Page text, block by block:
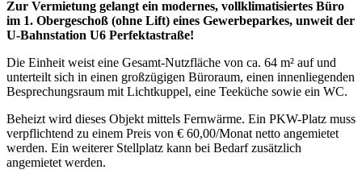
Zur Vermietung gelangt ein modernes, vollklimatisiertes Büro
im 1. Obergeschoß (ohne Lift) eines Gewerbeparkes, unweit der
U-Bahnstation U6 Perfektastraße!
Die Einheit weist eine Gesamt-Nutzfläche von ca. 64 m² auf und
unterteilt sich in einen großzügigen Büroraum, einen innenliegenden
Besprechungsraum mit Lichtkuppel, eine Teeküche sowie ein WC.
Beheizt wird dieses Objekt mittels Fernwärme. Ein PKW-Platz muss
verpflichtend zu einem Preis von € 60,00/Monat netto angemietet
werden. Ein weiterer Stellplatz kann bei Bedarf zusätzlich
angemietet werden.